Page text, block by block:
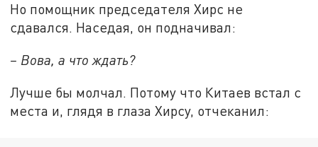
Но помощник председателя Хирс не
сдавался. Наседая, он подначивал:
– Вова, а что ждать?
Лучше бы молчал. Потому что Китаев встал с
места и, глядя в глаза Хирсу, отчеканил: